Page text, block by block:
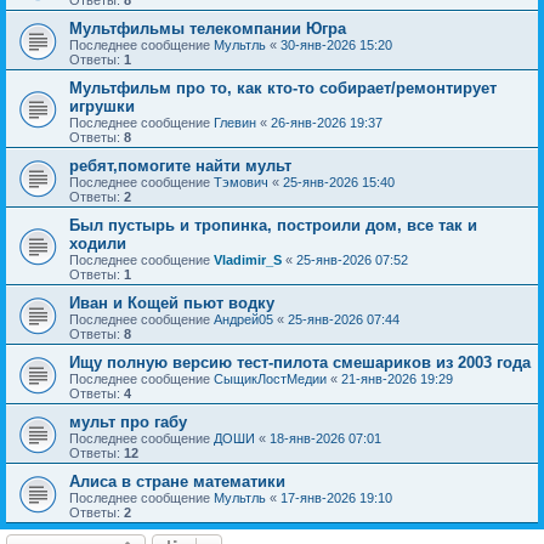
Мультфильмы телекомпании Югра
Последнее сообщение Мультль « 30-янв-2026 15:20
Ответы: 1
Мультфильм про то, как кто-то собирает/ремонтирует
игрушки
Последнее сообщение Глевин « 26-янв-2026 19:37
Ответы: 8
ребят,помогите найти мульт
Последнее сообщение Тэмович « 25-янв-2026 15:40
Ответы: 2
Был пустырь и тропинка, построили дом, все так и
ходили
Последнее сообщение Vladimir_S « 25-янв-2026 07:52
Ответы: 1
Иван и Кощей пьют водку
Последнее сообщение Андрей05 « 25-янв-2026 07:44
Ответы: 8
Ищу полную версию тест-пилота смешариков из 2003 года
Последнее сообщение СыщикЛостМедии « 21-янв-2026 19:29
Ответы: 4
мульт про габу
Последнее сообщение ДОШИ « 18-янв-2026 07:01
Ответы: 12
Алиса в стране математики
Последнее сообщение Мультль « 17-янв-2026 19:10
Ответы: 2